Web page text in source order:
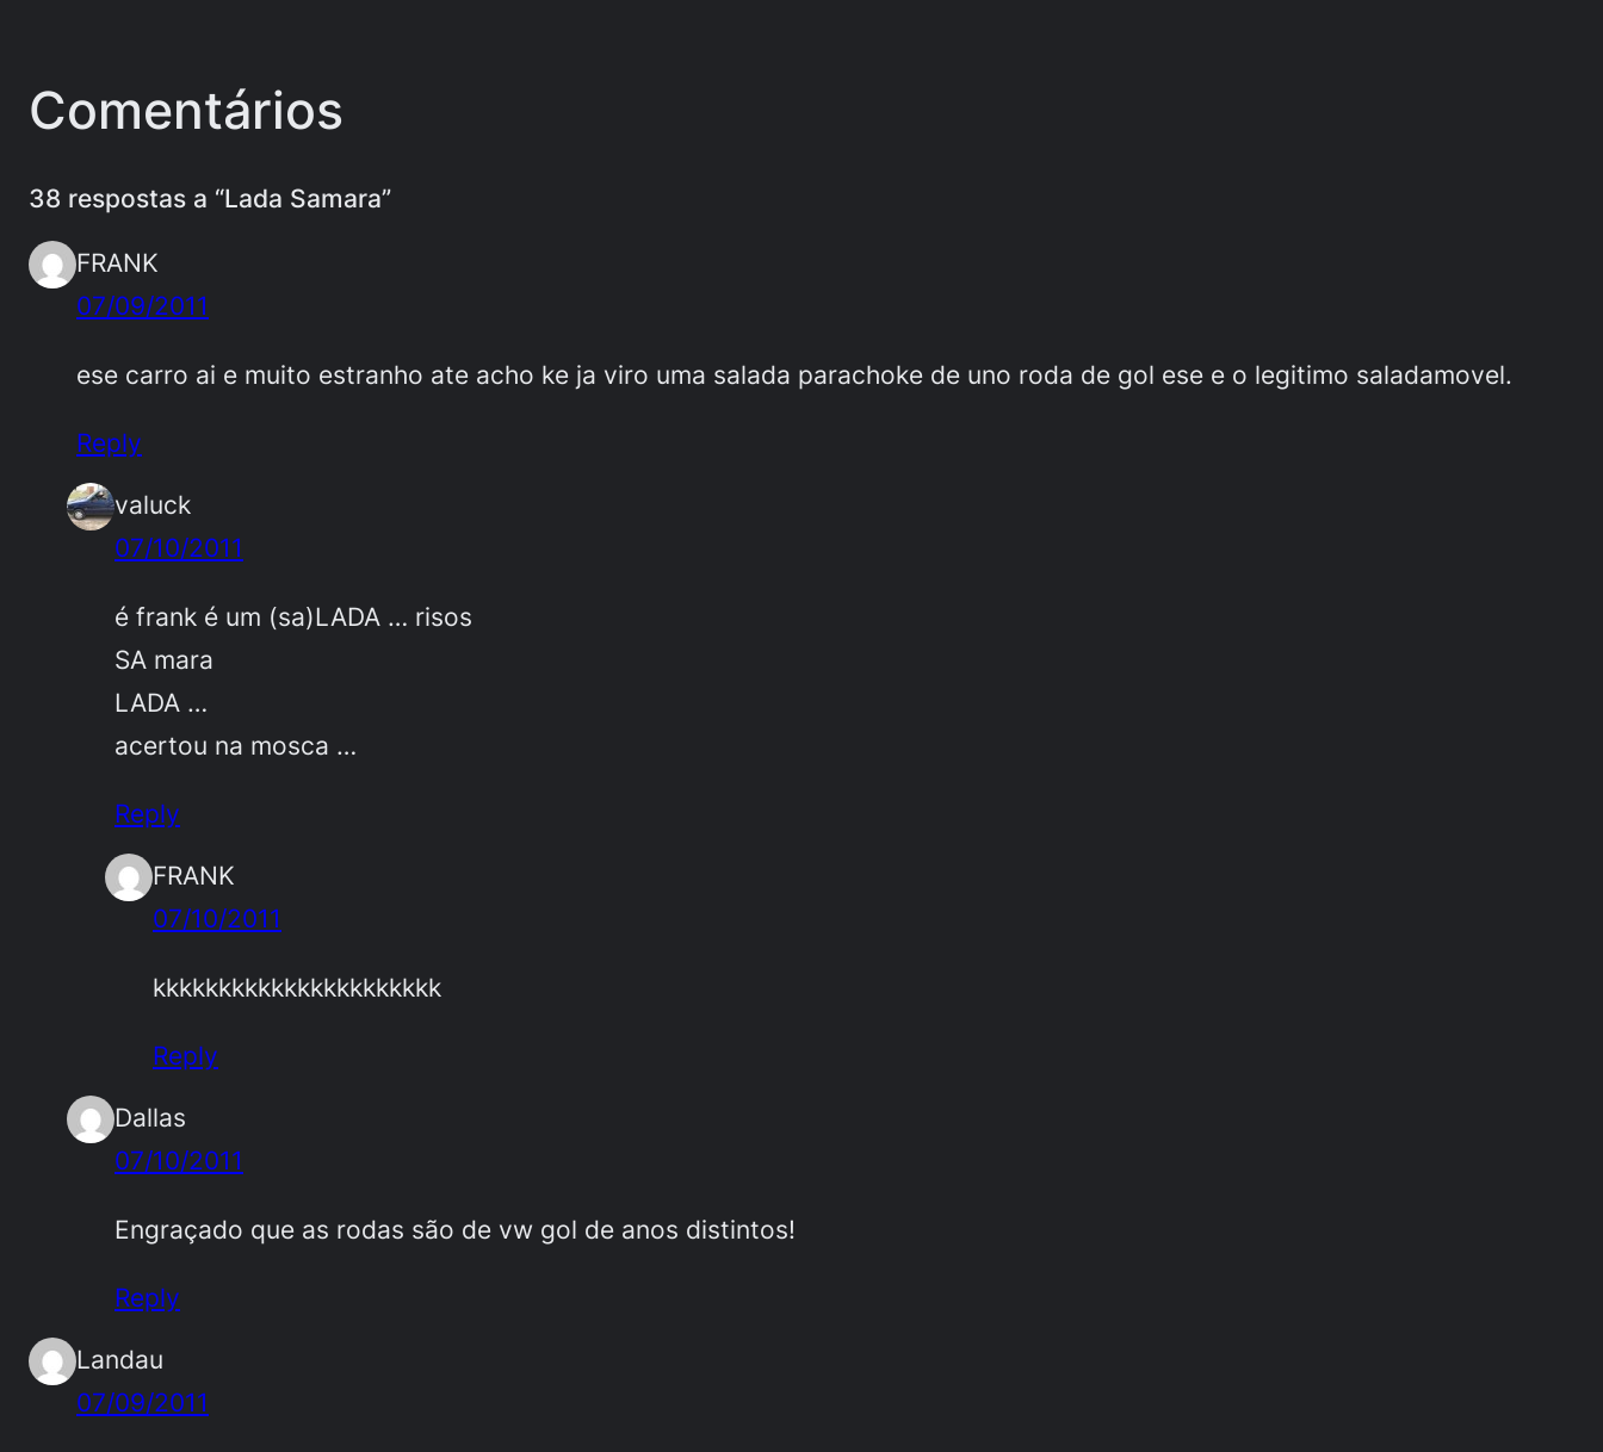
Comentários
38 respostas a “Lada Samara”
FRANK
07/09/2011
ese carro ai e muito estranho ate acho ke ja viro uma salada parachoke de uno roda de gol ese e o legitimo saladamovel.
Reply
valuck
07/10/2011
é frank é um (sa)LADA … risos
SA mara
LADA …
acertou na mosca …
Reply
FRANK
07/10/2011
kkkkkkkkkkkkkkkkkkkkkk
Reply
Dallas
07/10/2011
Engraçado que as rodas são de vw gol de anos distintos!
Reply
Landau
07/09/2011